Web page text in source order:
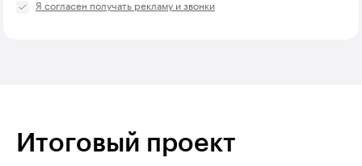
Я согласен получать рекламу и звонки
Итоговый проект